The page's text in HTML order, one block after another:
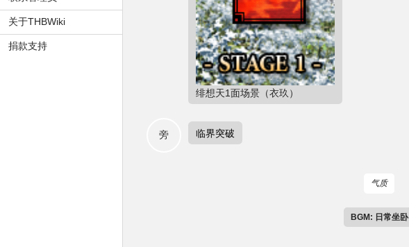
绯想天1面场景（衣玖）
旁 临界突破
气质
BGM: 日常坐卧
关于THBWiki
捐款支持